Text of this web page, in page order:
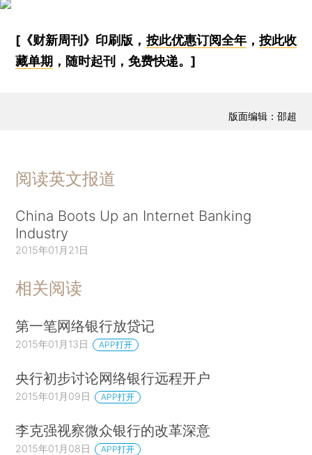
[《财新周刊》印刷版， 按此优惠订阅全年， 按此收
藏单期 ，随时起刊，免费快递。]
版面编辑：邵超
阅读英文报道
China Boots Up an Internet Banking
Industry
2015年01月21日
相关阅读
第一笔网络银行放贷记
2015年01月13日 APP打开
央行初步讨论网络银行远程开户
2015年01月09日 APP打开
李克强视察微众银行的改革深意
2015年01月08日 APP打开